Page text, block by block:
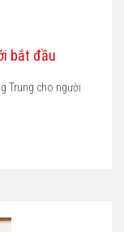
bắt đầu
Trung cho người